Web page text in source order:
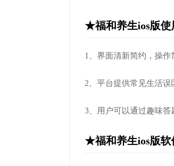
★福和养生ios版使
1、界面清新简约，操
2、平台提供常见生活
3、用户可以通过趣味答
★福和养生ios版软